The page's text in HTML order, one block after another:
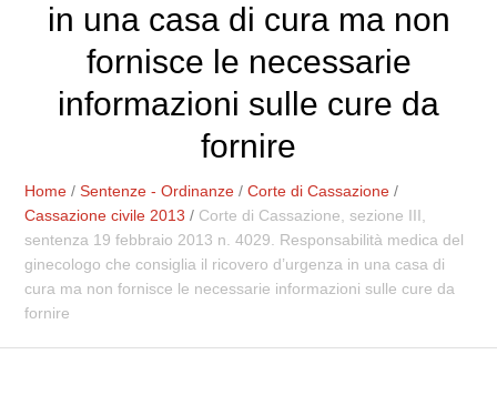
in una casa di cura ma non
fornisce le necessarie
informazioni sulle cure da
fornire
Home /Sentenze - Ordinanze /Corte di Cassazione /
Cassazione civile 2013 / Corte di Cassazione, sezione III,
sentenza 19 febbraio 2013 n. 4029. Responsabilità medica del
ginecologo che consiglia il ricovero d’urgenza in una casa di
cura ma non fornisce le necessarie informazioni sulle cure da
fornire